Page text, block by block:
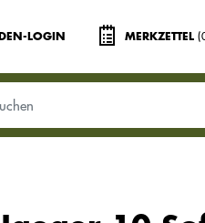
LOGIN MERKZETTEL